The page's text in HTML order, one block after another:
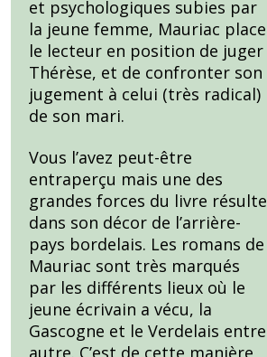
et psychologiques subies par
la jeune femme, Mauriac place
le lecteur en position de juger
Thérèse, et de confronter son
jugement à celui (très radical)
de son mari.
Vous l’avez peut-être
entraperçu mais une des
grandes forces du livre résulte
dans son décor de l’arrière-
pays bordelais. Les romans de
Mauriac sont très marqués
par les différents lieux où le
jeune écrivain a vécu, la
Gascogne et le Verdelais entre
autre. C’est de cette manière